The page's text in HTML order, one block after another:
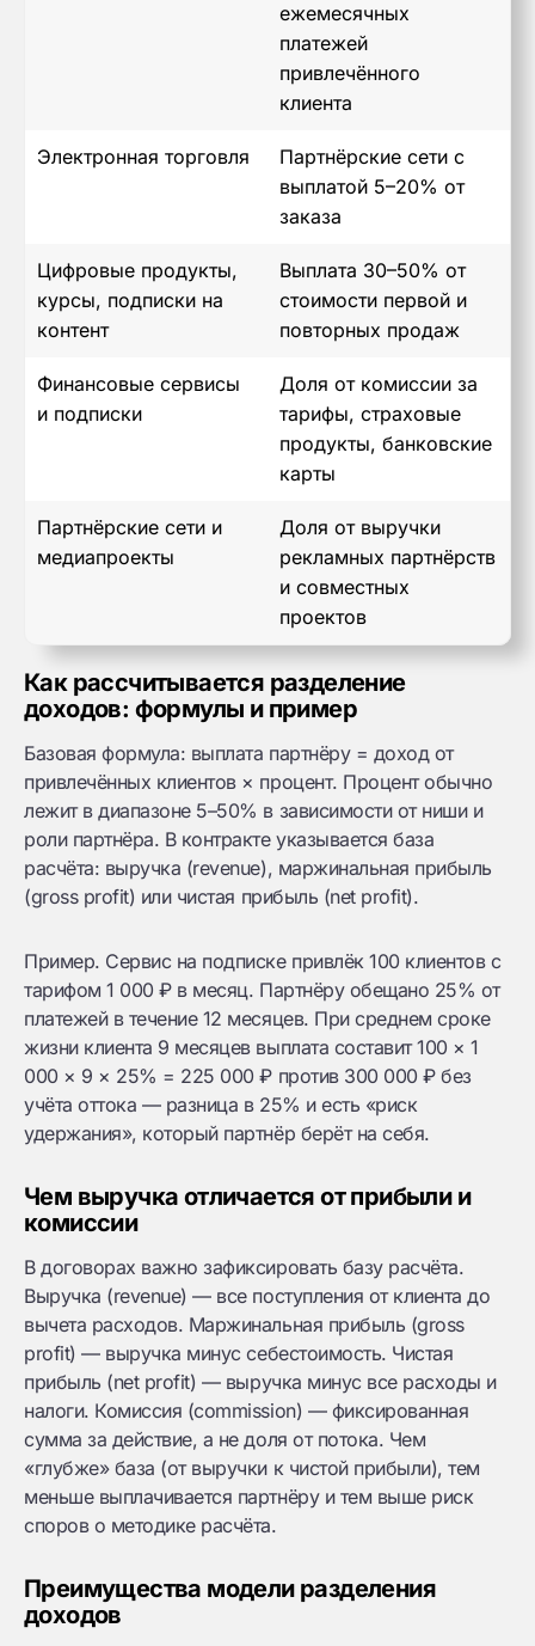
ежемесячных
платежей
привлечённого
клиента
Электронная торговля
Партнёрские сети с
выплатой 5–20% от
заказа
Цифровые продукты,
курсы, подписки на
контент
Выплата 30–50% от
стоимости первой и
повторных продаж
Финансовые сервисы
и подписки
Доля от комиссии за
тарифы, страховые
продукты, банковские
карты
Партнёрские сети и
медиапроекты
Доля от выручки
рекламных партнёрств
и совместных
проектов
Как рассчитывается разделение
доходов: формулы и пример
Базовая формула: выплата партнёру = доход от
привлечённых клиентов × процент. Процент обычно
лежит в диапазоне 5–50% в зависимости от ниши и
роли партнёра. В контракте указывается база
расчёта: выручка (revenue), маржинальная прибыль
(gross profit) или чистая прибыль (net profit).
Пример. Сервис на подписке привлёк 100 клиентов с
тарифом 1 000 ₽ в месяц. Партнёру обещано 25% от
платежей в течение 12 месяцев. При среднем сроке
жизни клиента 9 месяцев выплата составит 100 × 1
000 × 9 × 25% = 225 000 ₽ против 300 000 ₽ без
учёта оттока — разница в 25% и есть «риск
удержания», который партнёр берёт на себя.
Чем выручка отличается от прибыли и
комиссии
В договорах важно зафиксировать базу расчёта.
Выручка (revenue) — все поступления от клиента до
вычета расходов. Маржинальная прибыль (gross
profit) — выручка минус себестоимость. Чистая
прибыль (net profit) — выручка минус все расходы и
налоги. Комиссия (commission) — фиксированная
сумма за действие, а не доля от потока. Чем
«глубже» база (от выручки к чистой прибыли), тем
меньше выплачивается партнёру и тем выше риск
споров о методике расчёта.
Преимущества модели разделения
доходов